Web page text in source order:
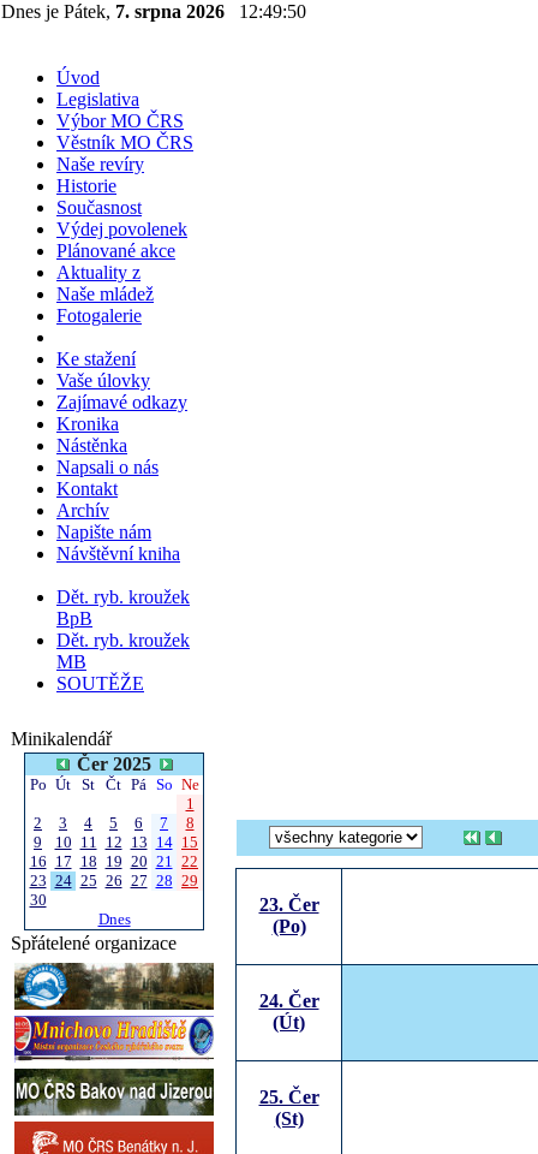
Dnes je Pátek, 7. srpna 2026 12:49:51
Úvod
Legislativa
Výbor MO ČRS
Věstník MO ČRS
Naše revíry
Historie
Současnost
Výdej povolenek
Plánované akce
Aktuality z
Naše mládež
Fotogalerie
Ke stažení
Vaše úlovky
Zajímavé odkazy
Kronika
Nástěnka
Napsali o nás
Kontakt
Archív
Napište nám
Návštěvní kniha
Dět. ryb. kroužek
BpB
Dět. ryb. kroužek
MB
SOUTĚŽE
Minikalendář
Čer 2025
Po Út St Čt Pá So Ne
1
2
3 4 5 6 7
8
9
10 11 12 13 14 15
16 17 18 19 20 21 22
23 24 25 26 27 28 29
30
Dnes
Spřátelené organizace
23. Čer
(Po)
24. Čer
(Út)
25. Čer
(St)